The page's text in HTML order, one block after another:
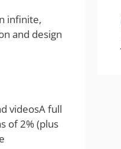
infinite,
and design
videosA full
of 2% (plus